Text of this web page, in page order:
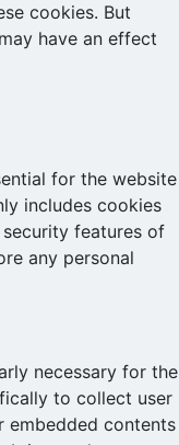
cookies. But
have an effect
for the website
includes cookies
features of
any personal
necessary for the
to collect user
embedded contents